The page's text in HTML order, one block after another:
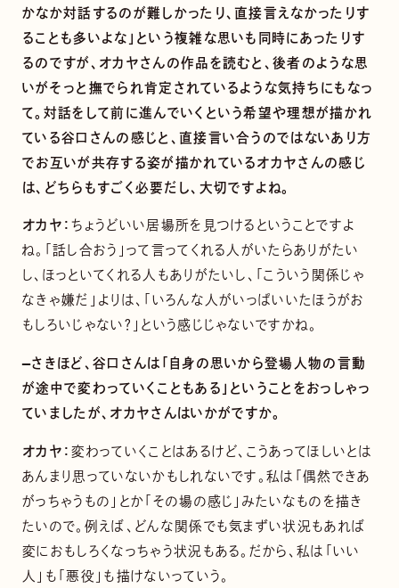
かなか対話するのが難しかったり、直接言えなかったりす
ることも多いよな」という複雑な思いも同時にあったりす
るのですが、オカヤさんの作品を読むと、後者のような思
いがそっと撫でられ肯定されているような気持ちにもなっ
て。対話をして前に進んでいくという希望や理想が描かれ
ている谷口さんの感じと、直接言い合うのではないあり方
でお互いが共存する姿が描かれているオカヤさんの感じ
は、どちらもすごく必要だし、大切ですよね。
オカヤ：ちょうどいい居場所を見つけるということですよ
ね。「話し合おう」って言ってくれる人がいたらありがたい
し、ほっといてくれる人もありがたいし、「こういう関係じゃ
なきゃ嫌だ」よりは、「いろんな人がいっぱいいたほうがお
もしろいじゃない？」という感じじゃないですかね。
—さきほど、谷口さんは「自身の思いから登場人物の言動
が途中で変わっていくこともある」ということをおっしゃっ
ていましたが、オカヤさんはいかがですか。
オカヤ：変わっていくことはあるけど、こうあってほしいとは
あんまり思っていないかもしれないです。私は「偶然できあ
がっちゃうもの」とか「その場の感じ」みたいなものを描き
たいので。例えば、どんな関係でも気まずい状況もあれば
変におもしろくなっちゃう状況もある。だから、私は「いい
人」も「悪役」も描けないっていう。